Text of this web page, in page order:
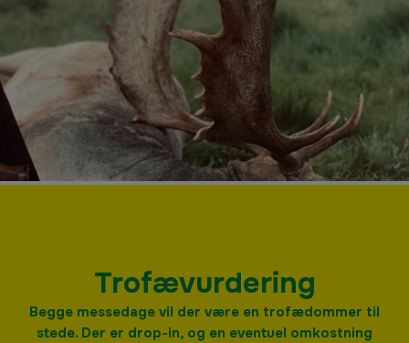
Trofævurdering
Begge messedage vil der være en trofædommer til
stede. Der er drop-in, og en eventuel omkostning